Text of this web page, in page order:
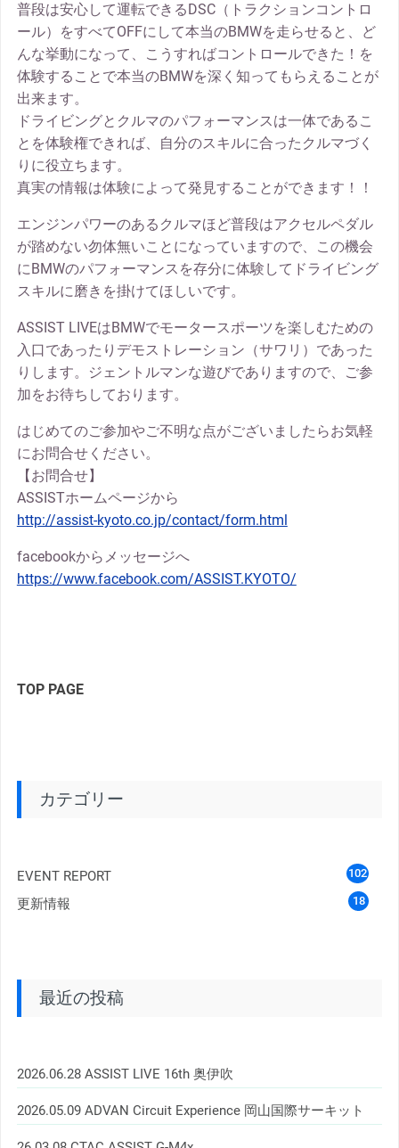
普段は安心して運転できるDSC（トラクションコントロ
ール）をすべてOFFにして本当のBMWを走らせると、ど
んな挙動になって、こうすればコントロールできた！を
体験することで本当のBMWを深く知ってもらえることが
出来ます。
ドライビングとクルマのパフォーマンスは一体であるこ
とを体験権できれば、自分のスキルに合ったクルマづく
りに役立ちます。
真実の情報は体験によって発見することができます！！
エンジンパワーのあるクルマほど普段はアクセルペダル
が踏めない勿体無いことになっていますので、この機会
にBMWのパフォーマンスを存分に体験してドライビング
スキルに磨きを掛けてほしいです。
ASSIST LIVEはBMWでモータースポーツを楽しむための
入口であったりデモストレーション（サワリ）であった
りします。ジェントルマンな遊びでありますので、ご参
加をお待ちしております。
はじめてのご参加やご不明な点がございましたらお気軽
にお問合せください。
【お問合せ】
ASSISTホームページから
http://assist-kyoto.co.jp/contact/form.html
facebookからメッセージへ
https://www.facebook.com/ASSIST.KYOTO/
TOP PAGE
カテゴリー
EVENT REPORT 102
更新情報 18
最近の投稿
2026.06.28 ASSIST LIVE 16th 奥伊吹
2026.05.09 ADVAN Circuit Experience 岡山国際サーキット